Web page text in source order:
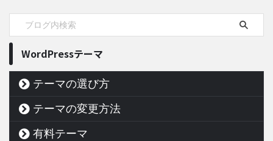
WordPressテーマ
テーマの選び方
テーマの変更方法
有料テーマ